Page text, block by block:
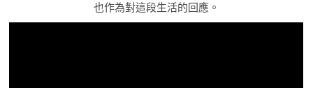
也作為對這段生活的回應。